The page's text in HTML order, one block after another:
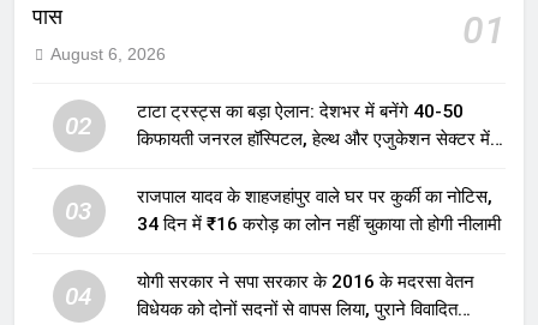
पास
01
August 6, 2026
02
टाटा ट्रस्ट्स का बड़ा ऐलान: देशभर में बनेंगे 40-50
किफायती जनरल हॉस्पिटल, हेल्थ और एजुकेशन सेक्टर में
03
राजपाल यादव के शाहजहांपुर वाले घर पर कुर्की का नोटिस,
34 दिन में ₹16 करोड़ का लोन नहीं चुकाया तो होगी नीलामी
04
योगी सरकार ने सपा सरकार के 2016 के मदरसा वेतन
विधेयक को दोनों सदनों से वापस लिया, पुराने विवादित